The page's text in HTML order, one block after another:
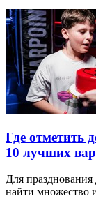
Где отметить
10 лучших
Для
найти множество